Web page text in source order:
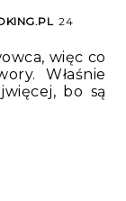
24
więc co
Właśnie
bo są